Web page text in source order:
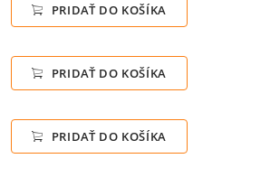
PRIDAŤ DO KOŠÍKA
PRIDAŤ DO KOŠÍKA
PRIDAŤ DO KOŠÍKA